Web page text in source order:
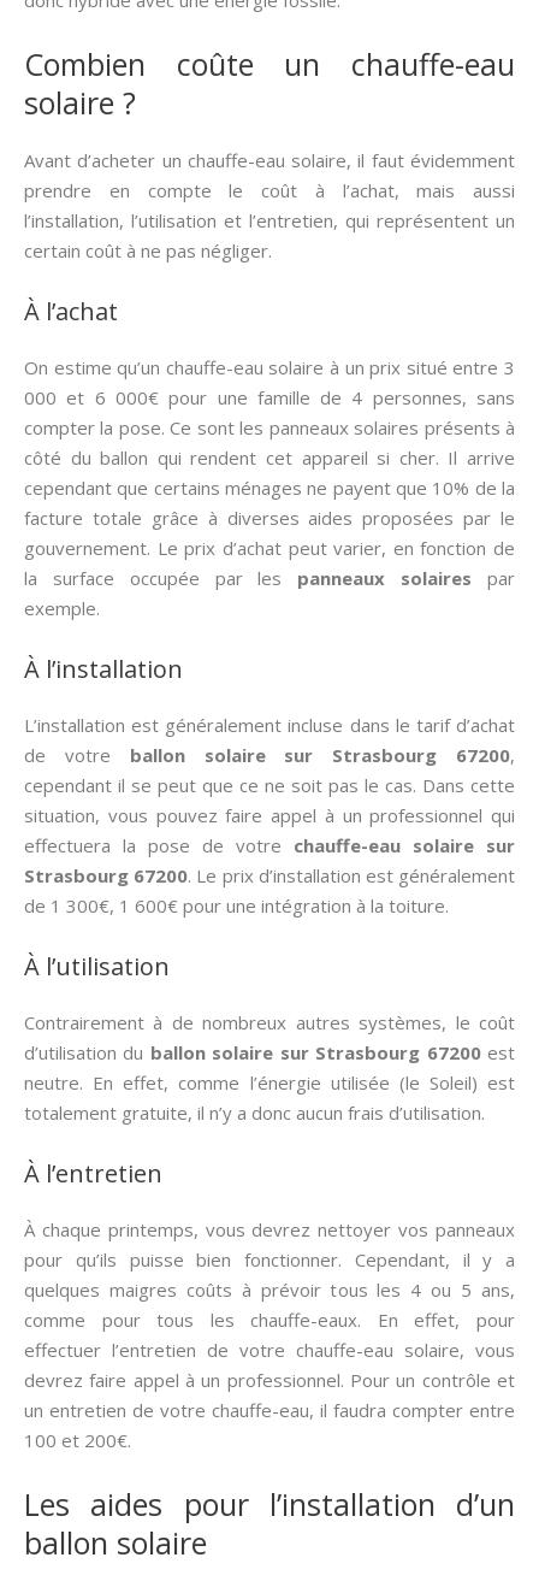
Combien coûte un chauffe-eau
solaire ?
Avant d’acheter un chauffe-eau solaire, il faut évidemment
prendre en compte le coût à l’achat, mais aussi
l’installation, l’utilisation et l’entretien, qui représentent un
certain coût à ne pas négliger.
À l’achat
On estime qu’un chauffe-eau solaire à un prix situé entre 3
000 et 6 000€ pour une famille de 4 personnes, sans
compter la pose. Ce sont les panneaux solaires présents à
côté du ballon qui rendent cet appareil si cher. Il arrive
cependant que certains ménages ne payent que 10% de la
facture totale grâce à diverses aides proposées par le
gouvernement. Le prix d’achat peut varier, en fonction de
la surface occupée par les panneaux solaires par
exemple.
À l’installation
L’installation est généralement incluse dans le tarif d’achat
de votre ballon solaire sur Strasbourg 67200,
cependant il se peut que ce ne soit pas le cas. Dans cette
situation, vous pouvez faire appel à un professionnel qui
effectuera la pose de votre chauffe-eau solaire sur
Strasbourg 67200. Le prix d’installation est généralement
de 1 300€, 1 600€ pour une intégration à la toiture.
À l’utilisation
Contrairement à de nombreux autres systèmes, le coût
d’utilisation du ballon solaire sur Strasbourg 67200est
neutre. En effet, comme l’énergie utilisée (le Soleil) est
totalement gratuite, il n’y a donc aucun frais d’utilisation.
À l’entretien
À chaque printemps, vous devrez nettoyer vos panneaux
pour qu’ils puisse bien fonctionner. Cependant, il y a
quelques maigres coûts à prévoir tous les 4 ou 5 ans,
comme pour tous les chauffe-eaux. En effet, pour
effectuer l’entretien de votre chauffe-eau solaire, vous
devrez faire appel à un professionnel. Pour un contrôle et
un entretien de votre chauffe-eau, il faudra compter entre
100 et 200€.
Les aides pour l’installation d’un
ballon solaire